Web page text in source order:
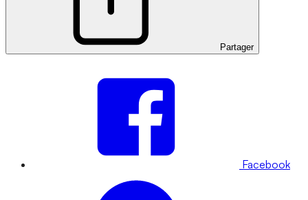
Partager
Facebook